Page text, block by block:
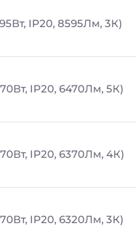
IP20, 8595Лм, 3К)
IP20, 6470Лм, 5К)
IP20, 6370Лм, 4К)
IP20, 6320Лм, 3К)